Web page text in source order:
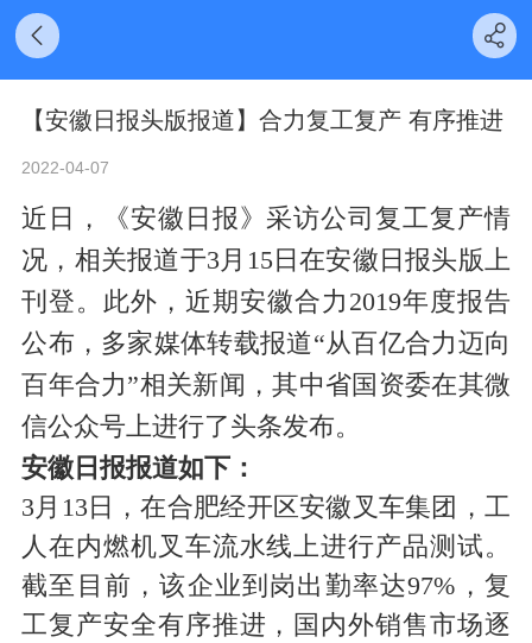
【安徽日报头版报道】合力复工复产 有序推进
2022-04-07
近日，《安徽日报》采访公司复工复产情
况，相关报道于3月15日在安徽日报头版上
刊登。此外，近期安徽合力2019年度报告
公布，多家媒体转载报道“从百亿合力迈向
百年合力”相关新闻，其中省国资委在其微
信公众号上进行了头条发布。
安徽日报报道如下：
3月13日，在合肥经开区安徽叉车集团，工
人在内燃机叉车流水线上进行产品测试。
截至目前，该企业到岗出勤率达97%，复
工复产安全有序推进，国内外销售市场逐